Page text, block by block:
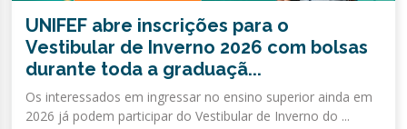
UNIFEF abre inscrições para o
Vestibular de Inverno 2026 com bolsas
durante toda a graduaçã...
Os interessados em ingressar no ensino superior ainda em
2026 já podem participar do Vestibular de Inverno do ...